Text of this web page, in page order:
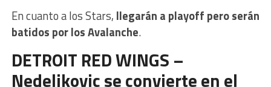
En cuanto a los Stars, llegarán a playoff pero serán
batidos por los Avalanche.
DETROIT RED WINGS –
Nedeljkovic se convierte en el